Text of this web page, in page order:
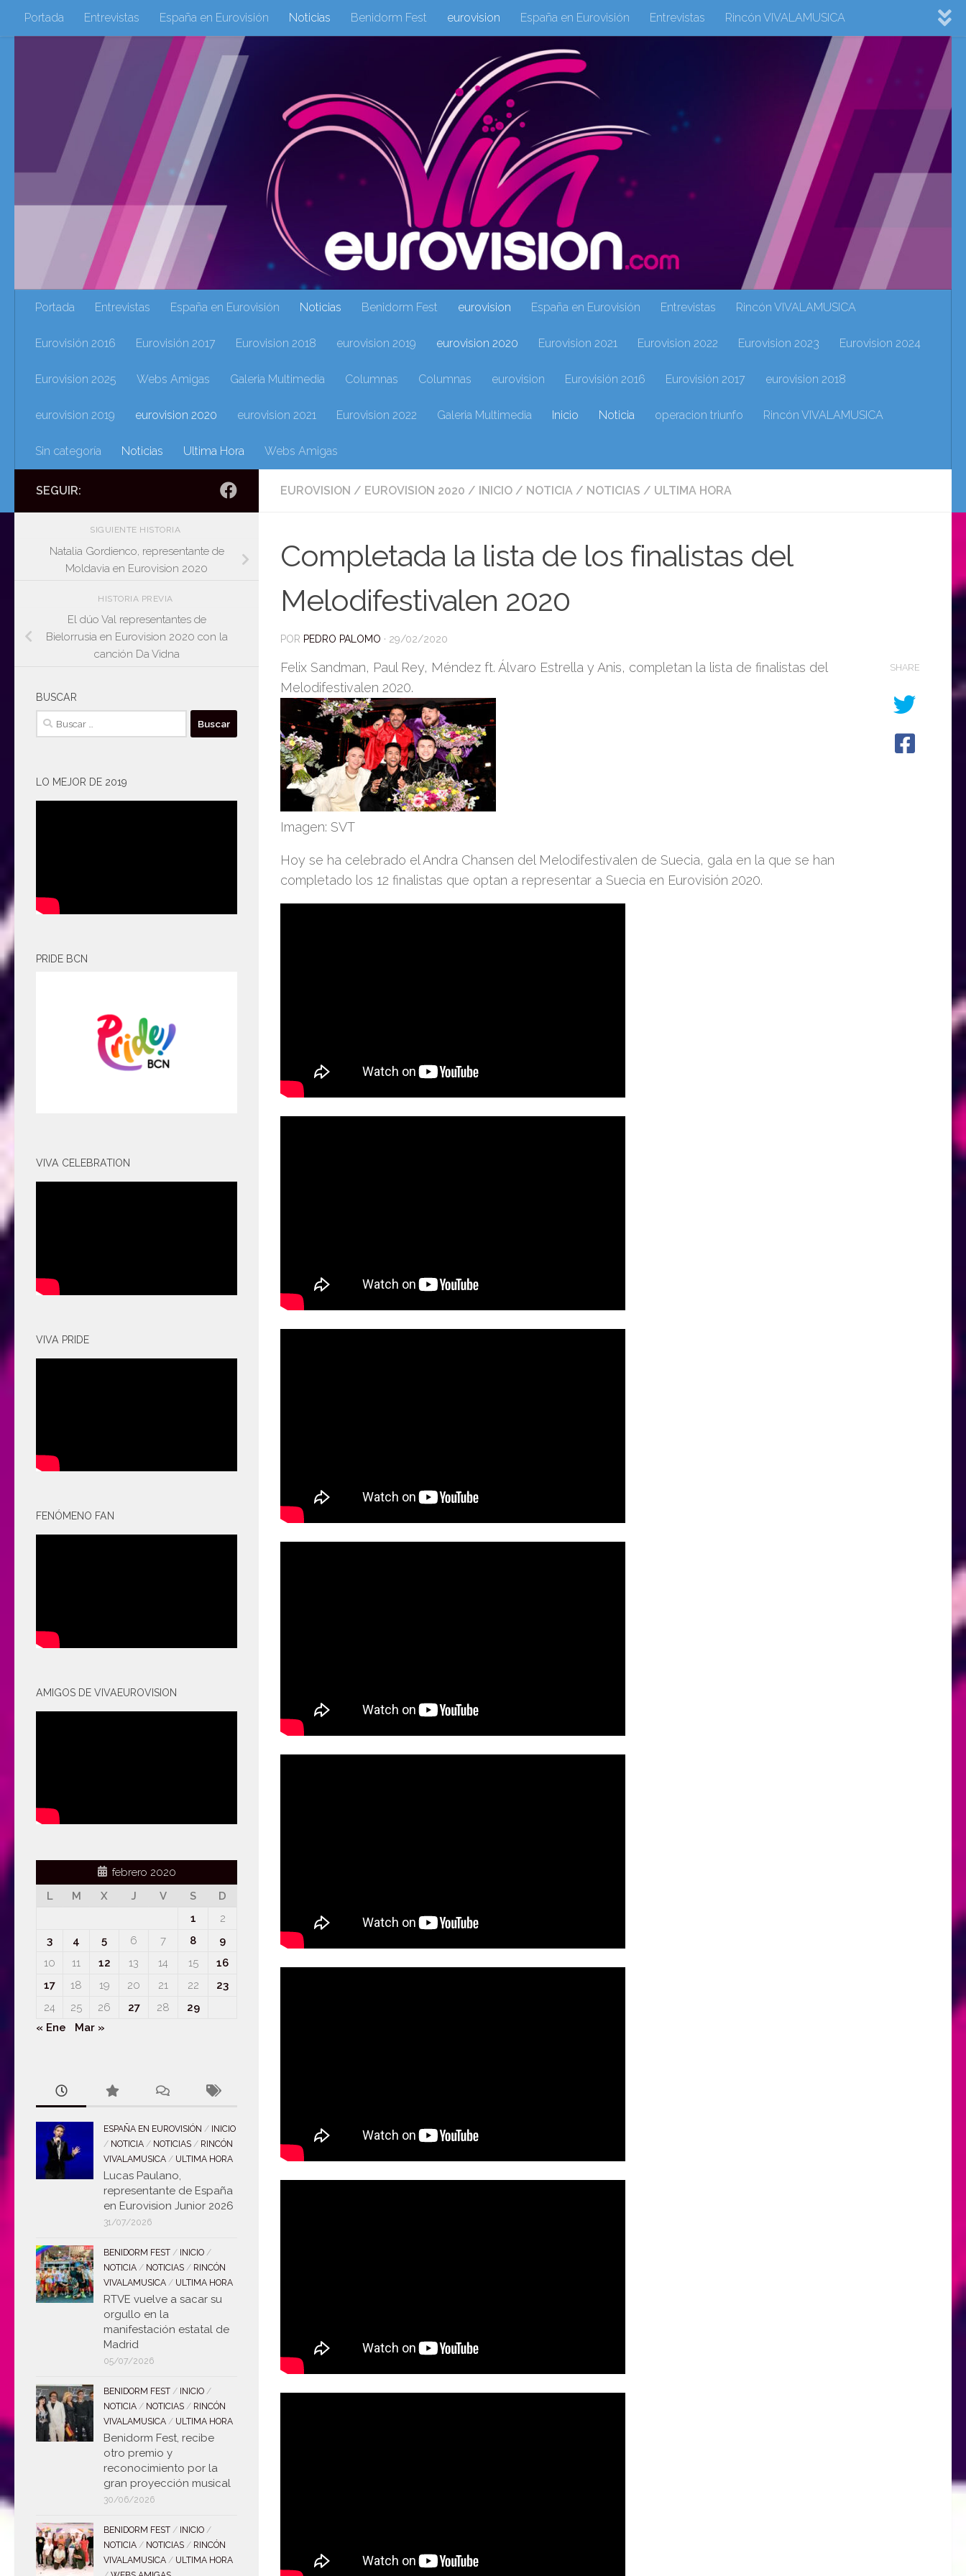
Saltar al contenido
Portada Entrevistas España en Eurovisión Noticias Benidorm Fest eurovision España en Eurovisión Entrevistas Rincón VIVALAMUSICA
Eurovisión 2016 Eurovisión 2017 Eurovision 2018 eurovision 2020 Eurovision 2021 Eurovision 2024
Eurovision 2025 Webs Amigas Galeria Multimedia Columnas Columnas eurovision Eurovisión 2016 eurovision 2018 eurovision 2019
eurovision 2020 eurovision 2021 Eurovision 2022 Galeria Multimedia Inicio Noticia operacion triunfo Rincón VIVALAMUSICA Sin categoría Noticias
Ultima Hora Webs Amigas
Portada Entrevistas España en Eurovisión Noticias Benidorm Fest eurovision España en Eurovisión Entrevistas Rincón VIVALAMUSICA
Eurovisión 2016 Eurovisión 2017 Eurovision 2018 eurovision 2019 eurovision 2020 Eurovision 2021 Eurovision 2022 Eurovision 2023 Eurovision 2024
Eurovision 2025 Webs Amigas Galeria Multimedia Columnas Columnas eurovision Eurovisión 2016 Eurovisión 2017 eurovision 2018
eurovision 2019 eurovision 2020 eurovision 2021 Eurovision 2022 Galeria Multimedia Inicio Noticia operacion triunfo Rincón VIVALAMUSICA
Sin categoría Noticias Ultima Hora Webs Amigas
EUROVISION / EUROVISION 2020 / INICIO / NOTICIA / NOTICIAS / ULTIMA HORA
Completada la lista de los finalistas del
Melodifestivalen 2020
POR PEDRO PALOMO · 29/02/2020
Felix Sandman, Paul Rey, Méndez ft. Álvaro Estrella y Anis, completan la lista de finalistas del
Melodifestivalen 2020.
Imagen: SVT
Hoy se ha celebrado el Andra Chansen del Melodifestivalen de Suecia, gala en la que se han
completado los 12 finalistas que optan a representar a Suecia en Eurovisión 2020.
SHARE
SEGUIR:
SIGUIENTE HISTORIA
Natalia Gordienco, representante de
Moldavia en Eurovision 2020
HISTORIA PREVIA
El dúo Val representantes de
Bielorrusia en Eurovision 2020 con la
canción Da Vidna
BUSCAR
Buscar:
LO MEJOR DE 2019
PRIDE BCN
VIVA CELEBRATION
VIVA PRIDE
FENÓMENO FAN
AMIGOS DE VIVAEUROVISION
febrero 2020
L
M X J V S
D
1
2
3
4 5 6 7 8
9
10
11 12 13 14 15
16
17
18 19 20 21 22
23
24
25 26 27 28
29
« Ene
Mar »
ESPAÑA EN EUROVISIÓN / INICIO
/ NOTICIA / NOTICIAS / RINCÓN
VIVALAMUSICA / ULTIMA HORA
Lucas Paulano,
representante de España
en Eurovision Junior 2026
31/07/2026
BENIDORM FEST / INICIO /
NOTICIA / NOTICIAS / RINCÓN
VIVALAMUSICA / ULTIMA HORA
RTVE vuelve a sacar su
orgullo en la
manifestación estatal de
Madrid
05/07/2026
BENIDORM FEST / INICIO /
NOTICIA / NOTICIAS / RINCÓN
VIVALAMUSICA / ULTIMA HORA
Benidorm Fest, recibe
otro premio y
reconocimiento por la
gran proyección musical
30/06/2026
BENIDORM FEST / INICIO /
NOTICIA / NOTICIAS / RINCÓN
VIVALAMUSICA / ULTIMA HORA